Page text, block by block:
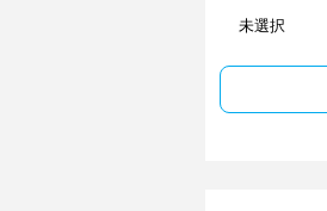
未選択